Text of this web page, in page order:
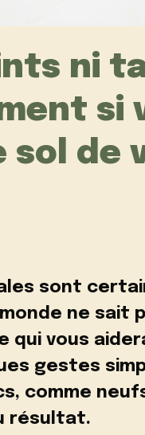
ni
si
sol de
sont
ne sait
qui vous
gestes
comme
résultat.